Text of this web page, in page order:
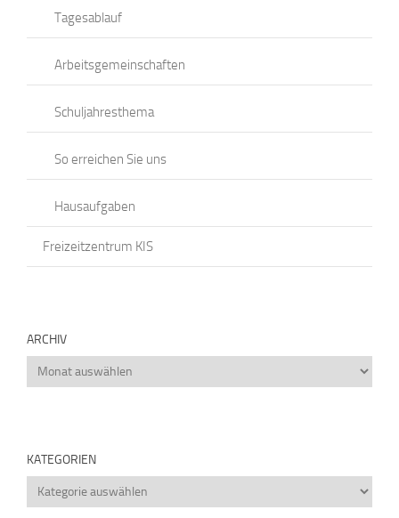
Tagesablauf
Arbeitsgemeinschaften
Schuljahresthema
So erreichen Sie uns
Hausaufgaben
Freizeitzentrum KIS
ARCHIV
Archiv
KATEGORIEN
Kategorien